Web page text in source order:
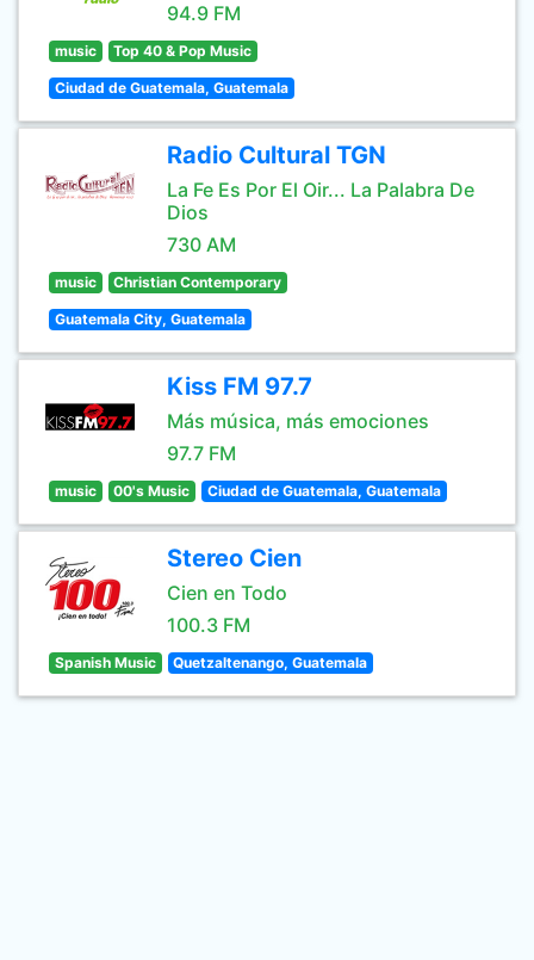
94.9 FM
music Top 40 & Pop Music
Ciudad de Guatemala, Guatemala
Radio Cultural TGN
La Fe Es Por El Oir... La Palabra De
Dios
730 AM
music Christian Contemporary
Guatemala City, Guatemala
Kiss FM 97.7
Más música, más emociones
97.7 FM
music 00's Music Ciudad de Guatemala, Guatemala
Stereo Cien
Cien en Todo
100.3 FM
Spanish Music Quetzaltenango, Guatemala